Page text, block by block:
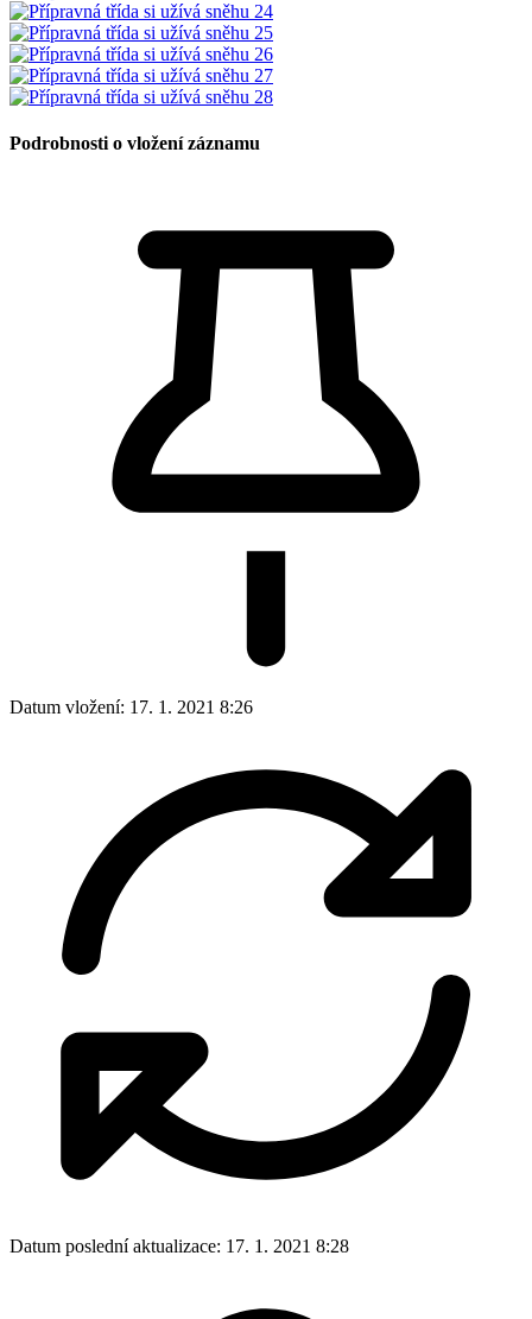
Podrobnosti o vložení záznamu
Datum vložení: 17. 1. 2021 8:26
Datum poslední aktualizace: 17. 1. 2021 8:28